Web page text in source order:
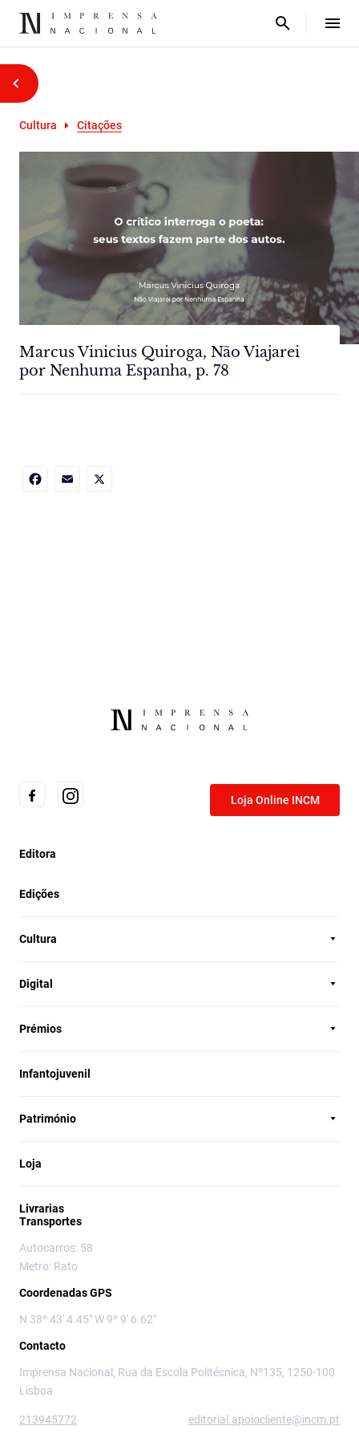
Cultura Citações
Marcus Vinicius Quiroga, Não Viajarei
por Nenhuma Espanha, p. 78
Loja Online INCM
Editora
Edições
Cultura
Digital
Prémios
Infantojuvenil
Património
Loja
Livrarias
Transportes
Autocarros: 58
Metro: Rato
Coordenadas GPS
N 38º 43' 4.45" W 9º 9' 6.62"
Contacto
Imprensa Nacional, Rua da Escola Politécnica, Nº135, 1250-100
Lisboa
213945772 editorial.apoiocliente@incm.pt